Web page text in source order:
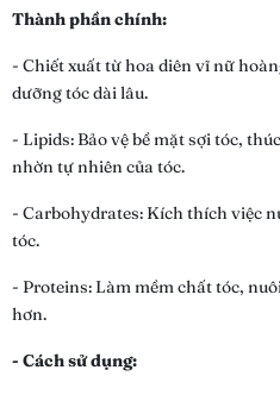
Thành phần chính:
- Chiết xuất từ hoa diên vĩ nữ
dưỡng tóc dài lâu.
- Lipids: Bảo vệ bề mặt sợi tóc,
nhờn tự nhiên của tóc.
- Carbohydrates: Kích thích việc
tóc.
- Proteins: Làm mềm chất tóc,
hơn.
- Cách sử dụng: